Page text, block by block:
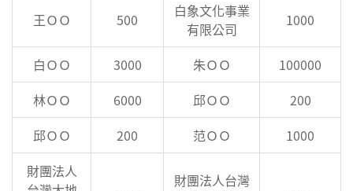
王ＯＯ 500
白象文化事業
有限公司
1000
白ＯＯ 3000 朱ＯＯ
100000
林ＯＯ
6000 邱ＯＯ
200
邱ＯＯ
200 范ＯＯ
1000
財團法人
財團法人台灣